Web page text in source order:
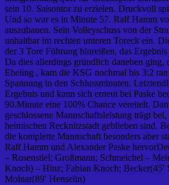
sein 10. Saisontor zu erzielen. Druckvoll
Und so war es in Minute 57. Ralf Hamm
auszubauen. Sein Volleyschuss von der
unhaltbar im rechten unteren Toreck ein.
der 3 Tore Führung hinreißen, das
Da dies allerdings gründlich daneben ging,
Ebeling , kam die KSG nochmal bis 3:2
Spannung in den Schlussminuten.
Ergebnis und kann sich erneut bei Paske
90.Minute eine 100% Chance vereitelt.
geschlossene Mannschaftsleistung trägt
heimischen Recknitzstadt geblieben sind.
die komplette Mannschaft besonders aber
Ralf Hamm und Alexander Paske
– Rosenstiel; Großmann; Schmeichel –
Knoch) – Hinz; Fabian Knoch; Becker(45′
Molnar(89′ Henselin)